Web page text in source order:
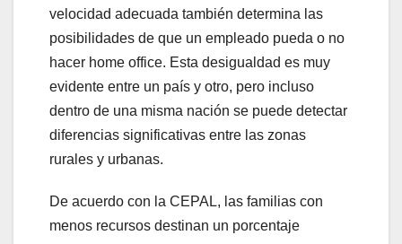
velocidad adecuada también determina las
posibilidades de que un empleado pueda o no
hacer home office. Esta desigualdad es muy
evidente entre un país y otro, pero incluso
dentro de una misma nación se puede detectar
diferencias significativas entre las zonas
rurales y urbanas.
De acuerdo con la CEPAL, las familias con
menos recursos destinan un porcentaje